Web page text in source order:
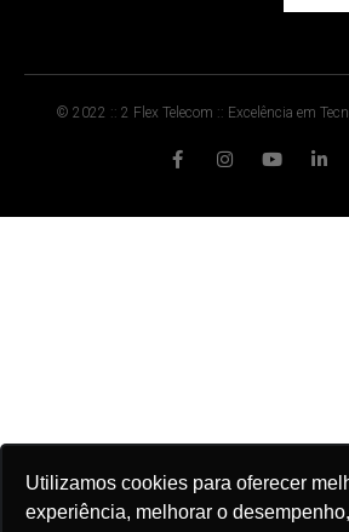
Utilizamos cookies para oferecer
experiência, melhorar o
© 2022 :: 2 Flex Telecom :: Excelência em